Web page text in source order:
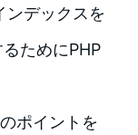
ンデックスを
ためにPHP
ポイントを